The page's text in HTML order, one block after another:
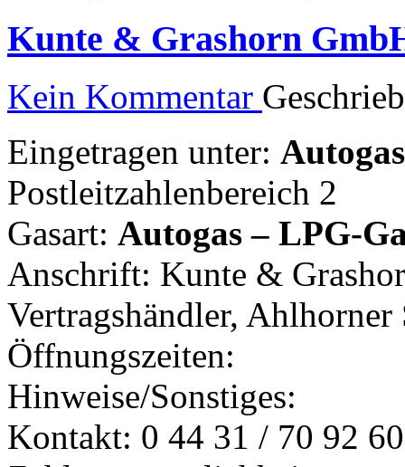
Kunte & Grashorn
Kein Kommentar
Eingetragen unter:
Postleitzahlenbereich 2
Gasart: Autogas – LPG-
Anschrift: Kunte &
Vertragshändler,
Öffnungszeiten:
Hinweise/Sonstiges:
Kontakt: 0 44 31 / 70 92 60